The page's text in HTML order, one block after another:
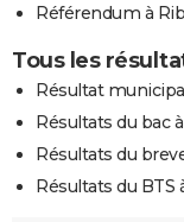
Référendum à
Tous les
Résultat
Résultats du bac
Résultats du
Résultats du BTS